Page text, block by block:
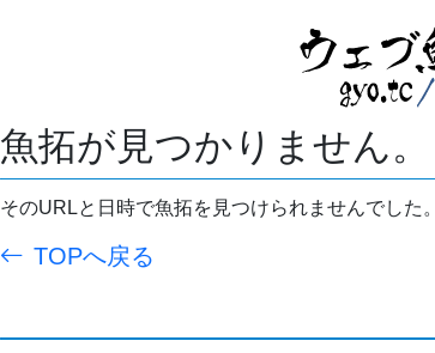
魚拓が見つかりません。
そのURLと日時で魚拓を見つけられませんでした。
TOPへ戻る